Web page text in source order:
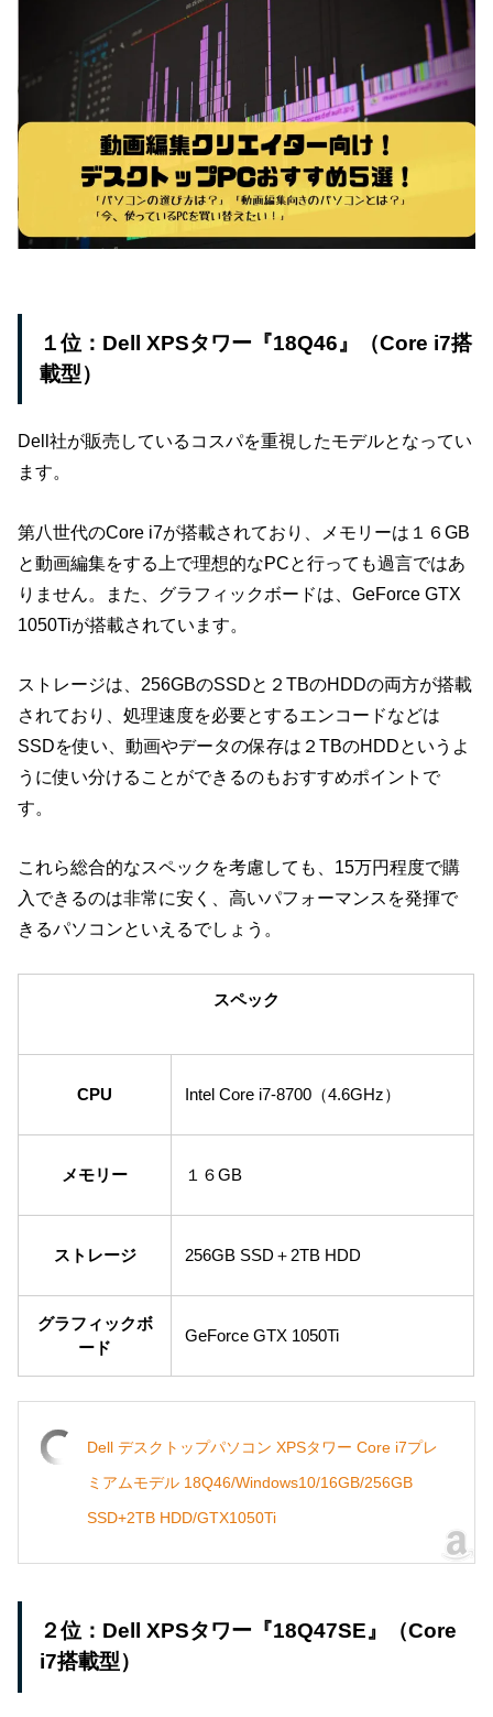
１位：Dell XPSタワー『18Q46』（Core i7搭
載型）
Dell社が販売しているコスパを重視したモデルとなってい
ます。
第八世代のCore i7が搭載されており、メモリーは１６GB
と動画編集をする上で理想的なPCと行っても過言ではあ
りません。また、グラフィックボードは、GeForce GTX
1050Tiが搭載されています。
ストレージは、256GBのSSDと２TBのHDDの両方が搭載
されており、処理速度を必要とするエンコードなどは
SSDを使い、動画やデータの保存は２TBのHDDというよ
うに使い分けることができるのもおすすめポイントで
す。
これら総合的なスペックを考慮しても、15万円程度で購
入できるのは非常に安く、高いパフォーマンスを発揮で
きるパソコンといえるでしょう。
スペック
CPU Intel Core i7-8700（4.6GHz）
メモリー １６GB
ストレージ 256GB SSD＋2TB HDD
グラフィックボ
ード
GeForce GTX 1050Ti
Dell デスクトップパソコン XPSタワー Core i7プレ
ミアムモデル 18Q46/Windows10/16GB/256GB
SSD+2TB HDD/GTX1050Ti
２位：Dell XPSタワー『18Q47SE』（Core
i7搭載型）